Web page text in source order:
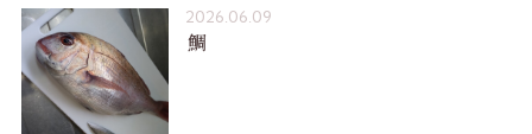
2026.06.09
鯛